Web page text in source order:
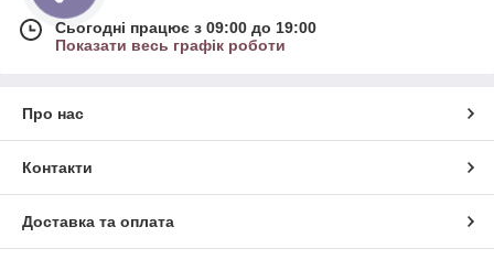
Сьогодні працює з 09:00 до 19:00
Показати весь графік роботи
Про нас
Контакти
Доставка та оплата